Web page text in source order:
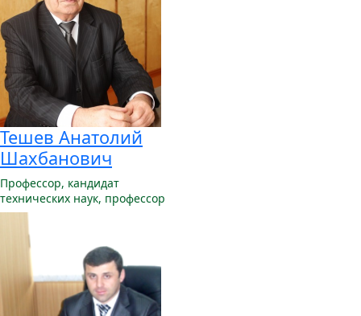
Тешев Анатолий
Шахбанович
Профессор, кандидат
технических наук, профессор